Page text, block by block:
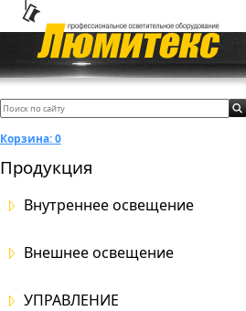
Корзина:0
Продукция
Внутреннее освещение
Внешнее освещение
УПРАВЛЕНИЕ